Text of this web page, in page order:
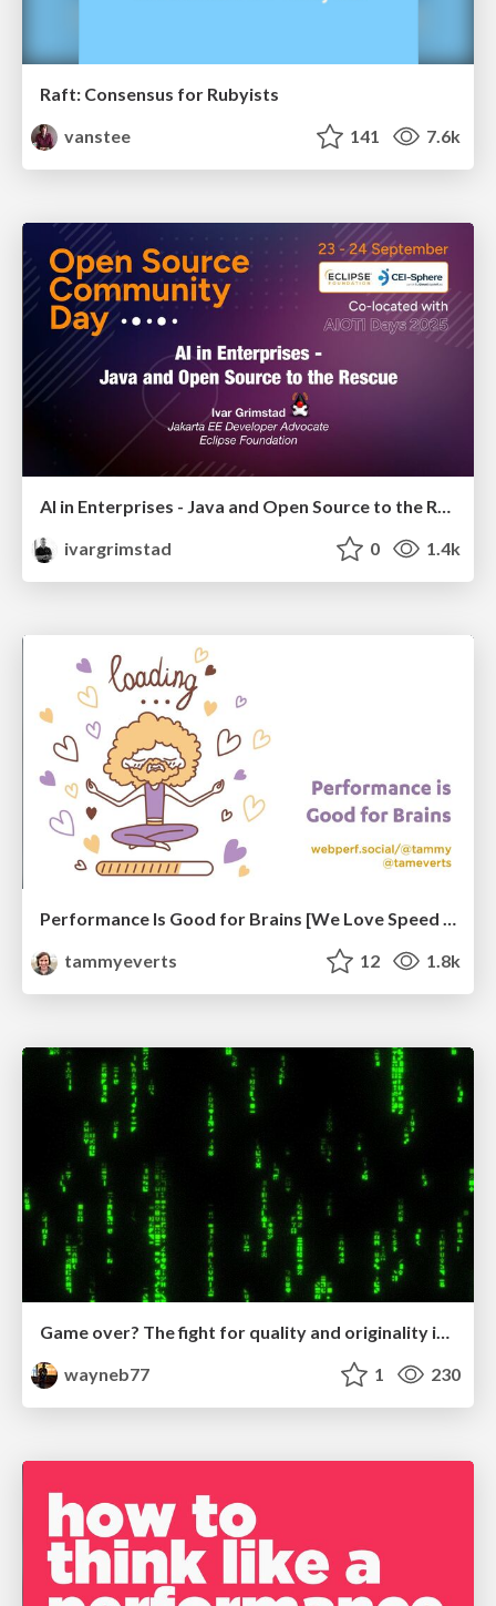
Raft: Consensus for Rubyists
vanstee
141 7.6k
AI in Enterprises - Java and Open Source to the Rescue
ivargrimstad
0 1.4k
Performance Is Good for Brains [We Love Speed 2024]
tammyeverts
12 1.8k
Game over? The fight for quality and originality in the time of robots
wayneb77
1 230